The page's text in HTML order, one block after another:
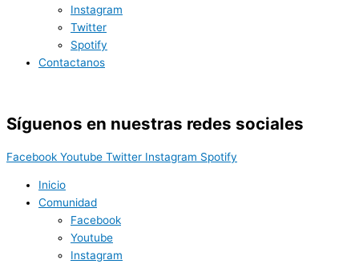
Instagram
Twitter
Spotify
Contactanos
Síguenos en nuestras redes sociales
Facebook Youtube Twitter Instagram Spotify
Inicio
Comunidad
Facebook
Youtube
Instagram